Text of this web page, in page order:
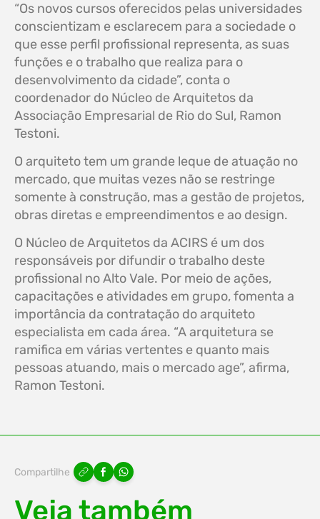
“Os novos cursos oferecidos pelas universidades
conscientizam e esclarecem para a sociedade o
que esse perfil profissional representa, as suas
funções e o trabalho que realiza para o
desenvolvimento da cidade”, conta o
coordenador do Núcleo de Arquitetos da
Associação Empresarial de Rio do Sul, Ramon
Testoni.
O arquiteto tem um grande leque de atuação no
mercado, que muitas vezes não se restringe
somente à construção, mas a gestão de projetos,
obras diretas e empreendimentos e ao design.
O Núcleo de Arquitetos da ACIRS é um dos
responsáveis por difundir o trabalho deste
profissional no Alto Vale. Por meio de ações,
capacitações e atividades em grupo, fomenta a
importância da contratação do arquiteto
especialista em cada área. “A arquitetura se
ramifica em várias vertentes e quanto mais
pessoas atuando, mais o mercado age”, afirma,
Ramon Testoni.
Compartilhe
Veja também